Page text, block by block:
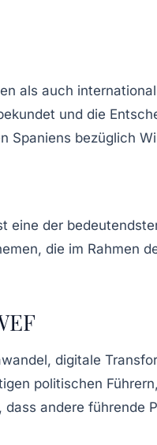
als auch
und die
Spaniens bezüglich
eine der
die im Rahmen
digitale
politischen
andere